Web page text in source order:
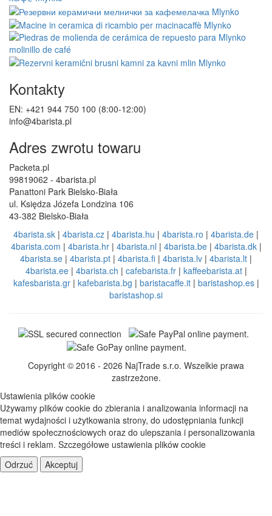
Kontakty
EN: +421 944 750 100 (8:00-12:00)
info@4barista.pl
Adres zwrotu towaru
Packeta.pl
99819062 - 4barista.pl
Panattoni Park Bielsko-Biała
ul. Księdza Józefa Londzina 106
43-382 Bielsko-Biała
4barista.sk | 4barista.cz | 4barista.hu | 4barista.ro | 4barista.de |
4barista.com | 4barista.hr| 4barista.nl | 4barista.be| 4barista.dk|
4barista.se | 4barista.pt | 4barista.fi | 4barista.lv | 4barista.lt |
4barista.ee| 4barista.ch | cafebarista.fr| kaffeebarista.at|
kafesbarista.gr| kafebarista.bg | baristacaffe.it| baristashop.es|
baristashop.si
Copyright © 2016 - 2026 NajTrade s.r.o. Wszelkie prawa
zastrzeżone.
Ustawienia plików cookie
Używamy plików cookie do zbierania i analizowania informacji na
temat wydajności i użytkowania strony, do udostępniania funkcji
mediów społecznościowych oraz do ulepszania i personalizowania
treści i reklam. Szczegółowe ustawienia plików cookie
Odrzuć
Akceptuj